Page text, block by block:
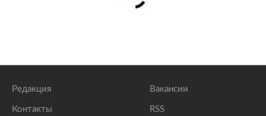
Редакция
Контакты
Вакансии
RSS